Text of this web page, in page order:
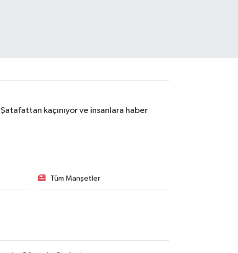
kaçınıyor ve insanlara haber
Tüm Manşetler